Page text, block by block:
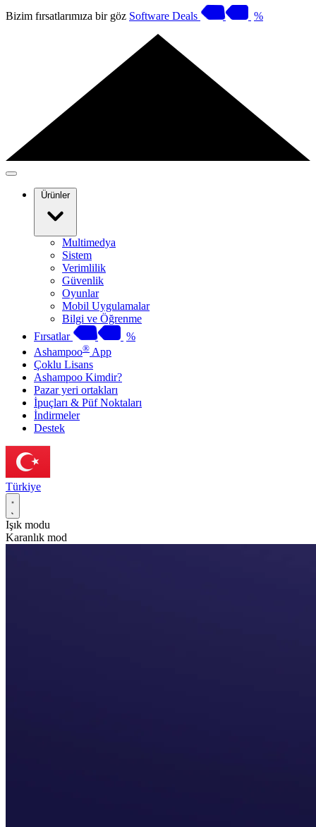
Bizim fırsatlarımıza bir göz Software Deals %
Ürünler
Multimedya
Sistem
Verimlilik
Güvenlik
Oyunlar
Mobil Uygulamalar
Bilgi ve Öğrenme
Fırsatlar
%
Ashampoo® App
Çoklu Lisans
Ashampoo Kimdir?
Pazar yeri ortakları
İpuçları & Püf Noktaları
İndirmeler
Destek
Türkiye
Işık modu
Karanlık mod